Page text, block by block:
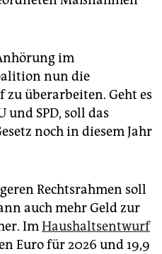
im
nun die
zu überarbeiten. Geht es
und SPD, soll das
noch in diesem Jahr
Rechtsrahmen soll
auch mehr Geld zur
ImHaushaltsentwurf
Euro für 2026 und 19,9